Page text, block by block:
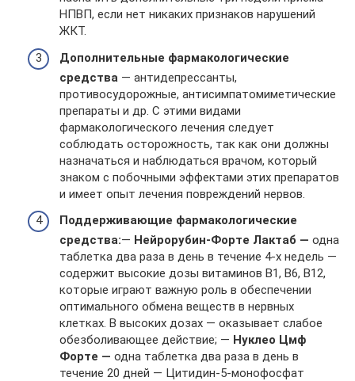
НПВП, если нет никаких признаков нарушений
ЖКТ.
Дополнительные фармакологические
средства — антидепрессанты,
противосудорожные, антисимпатомиметические
препараты и др. С этими видами
фармакологического лечения следует
соблюдать осторожность, так как они должны
назначаться и наблюдаться врачом, который
знаком с побочными эффектами этих препаратов
и имеет опыт лечения повреждений нервов.
Поддерживающие фармакологические
средства:— Нейрорубин-Форте Лактаб — одна
таблетка два раза в день в течение 4-х недель —
содержит высокие дозы витаминов В1, В6, В12,
которые играют важную роль в обеспечении
оптимального обмена веществ в нервных
клетках. В высоких дозах — оказывает слабое
обезболивающее действие; — Нуклео Цмф
Форте — одна таблетка два раза в день в
течение 20 дней — Цитидин-5-монофосфат